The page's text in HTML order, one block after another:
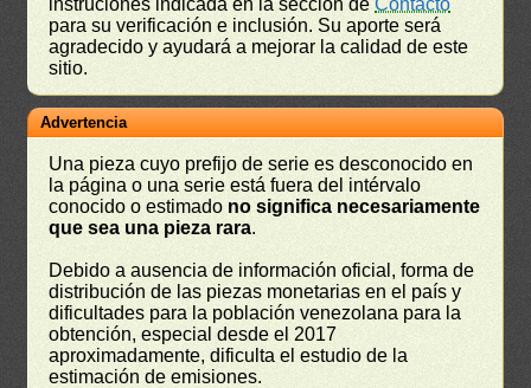
para su verificación e inclusión. Su aporte será
agradecido y ayudará a mejorar la calidad de este
sitio.
Advertencia
Una pieza cuyo prefijo de serie es desconocido en
la página o una serie está fuera del intérvalo
conocido o estimado no significa necesariamente
que sea una pieza rara.
Debido a ausencia de información oficial, forma de
distribución de las piezas monetarias en el país y
dificultades para la población venezolana para la
obtención, especial desde el 2017
aproximadamente, dificulta el estudio de la
estimación de emisiones.